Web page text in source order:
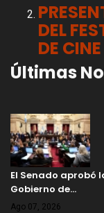
DEL
DE
Últimas
El Senado aprobó
Gobierno de…
Ago 07, 2026